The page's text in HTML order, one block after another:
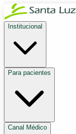
Institucional
Para pacientes
Canal Médico